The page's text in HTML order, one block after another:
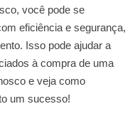
você pode se
eficiência e segurança,
Isso pode ajudar a
à compra de uma
e veja como
um sucesso!